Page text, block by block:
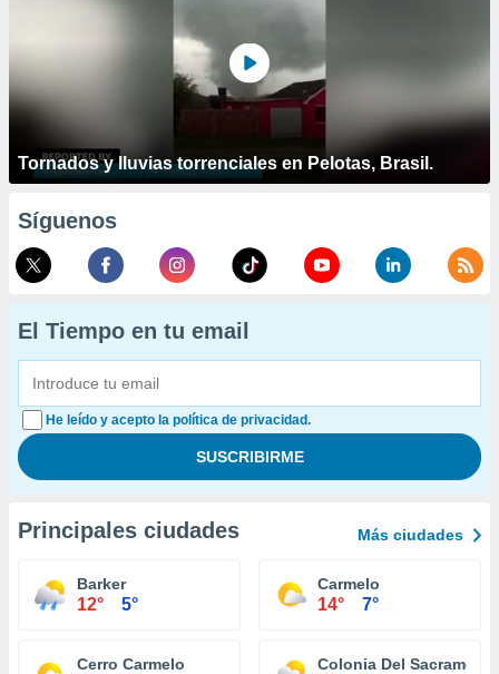
Tornados y lluvias torrenciales en Pelotas, Brasil.
Síguenos
El Tiempo en tu email
He leído y acepto la política de privacidad.
Principales ciudades Más ciudades
Barker
12° 5°
Carmelo
14° 7°
Cerro Carmelo Colonia Del Sacramento